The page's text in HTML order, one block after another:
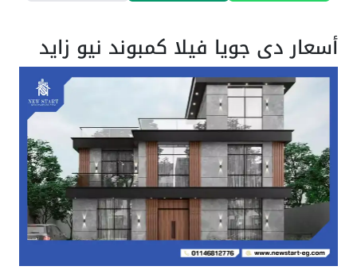
أسعار دي جويا فيلا كمبوند نيو زايد